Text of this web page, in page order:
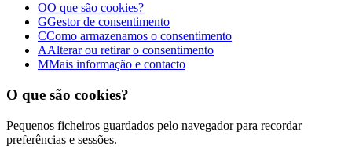
OO que são cookies?
GGestor de consentimento
CComo armazenamos o consentimento
AAlterar ou retirar o consentimento
MMais informação e contacto
O que são cookies?
Pequenos ficheiros guardados pelo navegador para recordar
preferências e sessões.